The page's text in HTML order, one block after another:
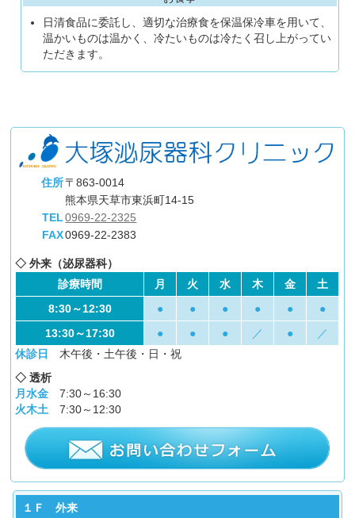
日清食品に委託し、適切な治療食を保温保冷車を用いて、
温かいものは温かく、冷たいものは冷たく召し上がってい
ただきます。
住所〒863-0014
熊本県天草市東浜町14-15
TEL 0969-22-2325
FAX0969-22-2383
◇ 外来（泌尿器科）
診療時間
月 火 水 木 金
土
8:30～12:30
● ● ● ● ●
●
13:30～17:30
● ● ● ／ ●
／
休診日
木午後・土午後・日・祝
◇ 透析
月水金 7:30～16:30
火木土 7:30～12:30
１Ｆ 外来